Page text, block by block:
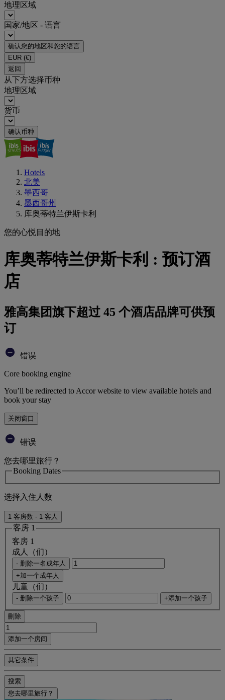
地理区域
国家/地区 - 语言
确认您的地区和您的语言
EUR (€)
返回
从下方选择币种
地理区域
货币
确认币种
Hotels
北美
墨西哥
墨西哥州
库奥蒂特兰伊斯卡利
您的心悦目的地
库奥蒂特兰伊斯卡利 : 预订酒
店
雅高集团旗下超过 45 个酒店品牌可供预
订
错误
Core booking engine
You’ll be redirected to Accor website to view available hotels and
book your stay
关闭窗口
错误
您去哪里旅行？
Booking Dates
选择入住人数
1 客房数 - 1 客人
客房 1
客房 1
成人（们）
- 删除一名成年人
+加一个成年人
儿童（们）
- 删除一个孩子 +添加一个孩子
刪除
添加一个房间
其它条件
搜索
您去哪里旅行？